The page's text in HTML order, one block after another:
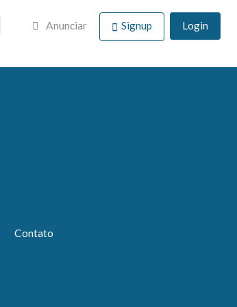
Anunciar Signup Login
Contato